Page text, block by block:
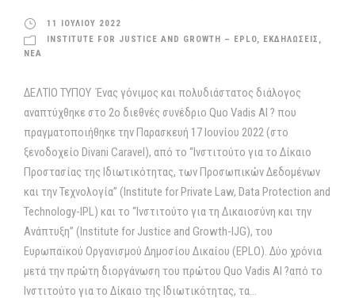
11 ΙΟΥΛΙΟΥ 2022
INSTITUTE FOR JUSTICE AND GROWTH – EPLO, ΕΚΔΗΛΩΣΕΙΣ ,
ΝΕΑ
ΔΕΛΤΙΟ ΤΥΠΟΥ Ένας γόνιμος και πολυδιάστατος διάλογος
αναπτύχθηκε στο 2ο διεθνές συνέδριο Quo Vadis AI ? που
πραγματοποιήθηκε την Παρασκευή 17 Ιουνίου 2022 (στο
ξενοδοχείο Divani Caravel), από τo “Ινστιτούτο για το Δίκαιο
Προστασίας της Ιδιωτικότητας, των Προσωπικών Δεδομένων
και την Τεχνολογία” (Institute for Private Law, Data Protection and
Technology-IPL) και το “Ινστιτούτο για τη Δικαιοσύνη και την
Ανάπτυξη” (Institute for Justice and Growth-IJG), του
Ευρωπαϊκού Οργανισμού Δημοσίου Δικαίου (EPLO). Δύο χρόνια
μετά την πρώτη διοργάνωση του πρώτου Quo Vadis AI ?από το
Ινστιτούτο για το Δίκαιο της Ιδιωτικότητας, τα...